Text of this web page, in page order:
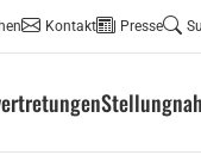
Kontakt Presse